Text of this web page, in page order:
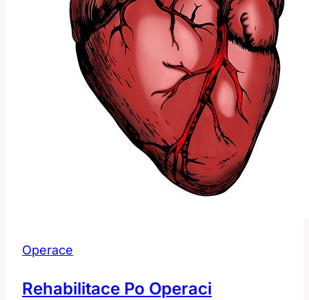
Operace
Rehabilitace Po Operaci